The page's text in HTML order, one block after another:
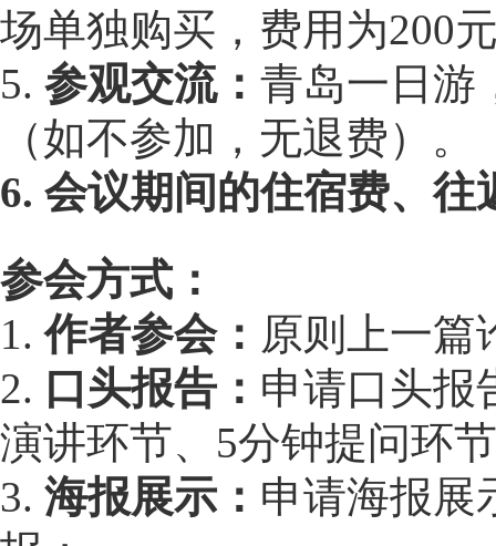
场单独购买，费用为200
5. 参观交流： 青岛一日游
（如不参加，无退费）。
6. 会议期间的住宿费、往
参会方式：
1.作者参会： 原则上一篇
2. 口头报告： 申请口头报
演讲环节、5分钟提问环
3. 海报展示： 申请海报展